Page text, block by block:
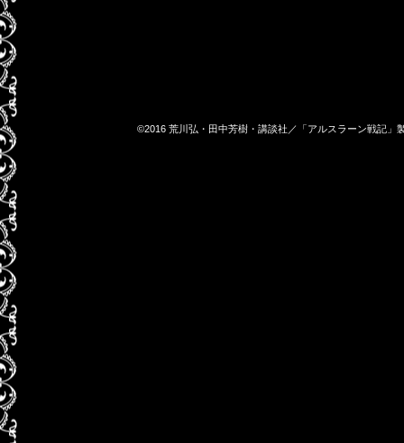
©2016 荒川弘・田中芳樹・講談社／「アルスラーン戦記」